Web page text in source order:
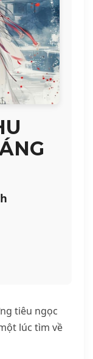
tiêu ngọc
lúc tìm về